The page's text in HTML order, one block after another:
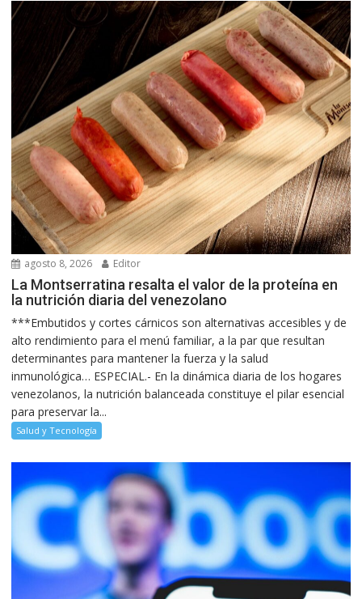
agosto 8, 2026 Editor
La Montserratina resalta el valor de la proteína en
la nutrición diaria del venezolano
***Embutidos y cortes cárnicos son alternativas accesibles y de
alto rendimiento para el menú familiar, a la par que resultan
determinantes para mantener la fuerza y la salud
inmunológica… ESPECIAL.- En la dinámica diaria de los hogares
venezolanos, la nutrición balanceada constituye el pilar esencial
para preservar la...
Salud y Tecnología